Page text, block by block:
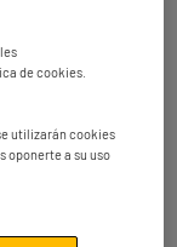
de cookies.
utilizarán cookies
oponerte a su uso